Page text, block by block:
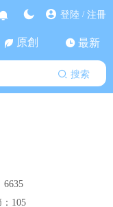
登陸 / 注冊
原創 最新
搜索
6635
105